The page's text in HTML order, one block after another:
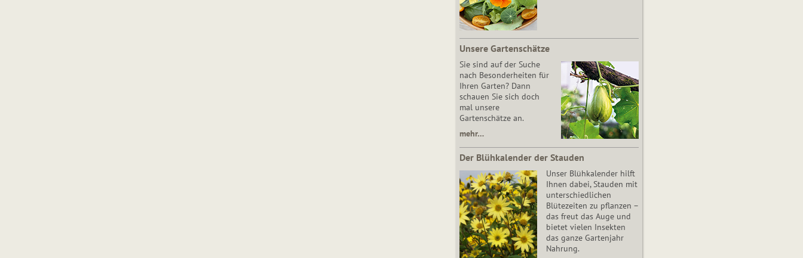
Unsere Gartenschätze
Sie sind auf der Suche
nach Besonderheiten für
Ihren Garten? Dann
schauen Sie sich doch
mal unsere
Gartenschätze an.
mehr…
Der Blühkalender der Stauden
Unser Blühkalender hilft
Ihnen dabei, Stauden mit
unterschiedlichen
Blütezeiten zu pflanzen –
das freut das Auge und
bietet vielen Insekten
das ganze Gartenjahr
Nahrung.